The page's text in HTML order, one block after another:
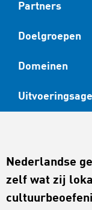
Partners
Doelgroepen
Domeinen
Nederlandse
zelf wat zij